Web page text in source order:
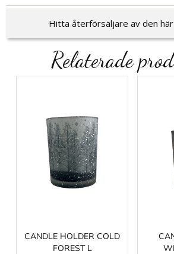
Hitta återförsäljare av den
Relaterade
CANDLE HOLDER COLD
FOREST L